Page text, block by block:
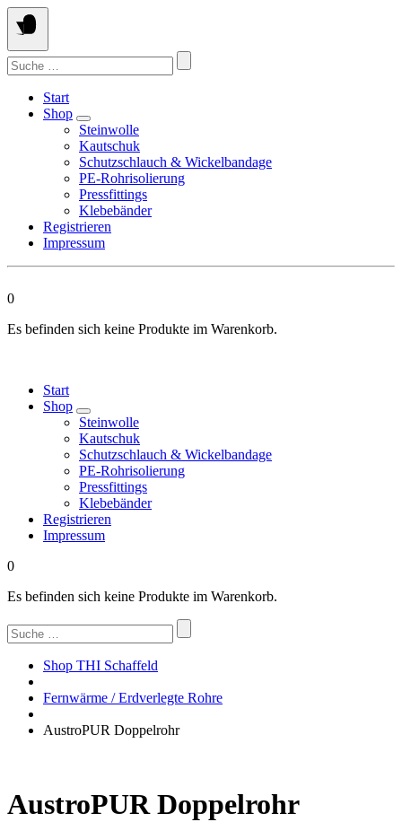
Springen
Sie
zum
Inhalt
Suchen
nach:
Start
Shop
Steinwolle
Kautschuk
Schutzschlauch & Wickelbandage
PE-Rohrisolierung
Pressfittings
Klebebänder
Registrieren
Impressum
0
Es befinden sich keine Produkte im Warenkorb.
Start
Shop
Steinwolle
Kautschuk
Schutzschlauch & Wickelbandage
PE-Rohrisolierung
Pressfittings
Klebebänder
Registrieren
Impressum
0
Es befinden sich keine Produkte im Warenkorb.
Suchen
nach:
Shop THI Schaffeld
Fernwärme / Erdverlegte Rohre
AustroPUR Doppelrohr
AustroPUR Doppelrohr